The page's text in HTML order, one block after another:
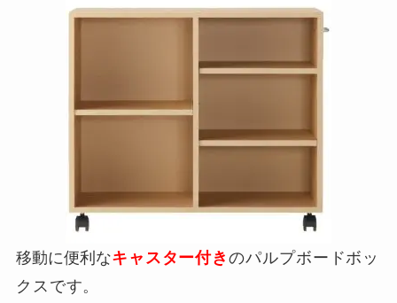
移動に便利なキャスター付きのパルプボードボッ
クスです。